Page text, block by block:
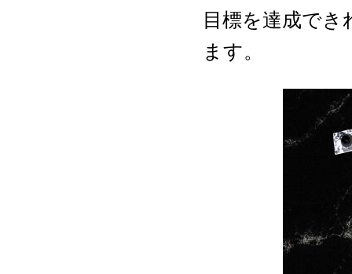
目標を達成で
ます。